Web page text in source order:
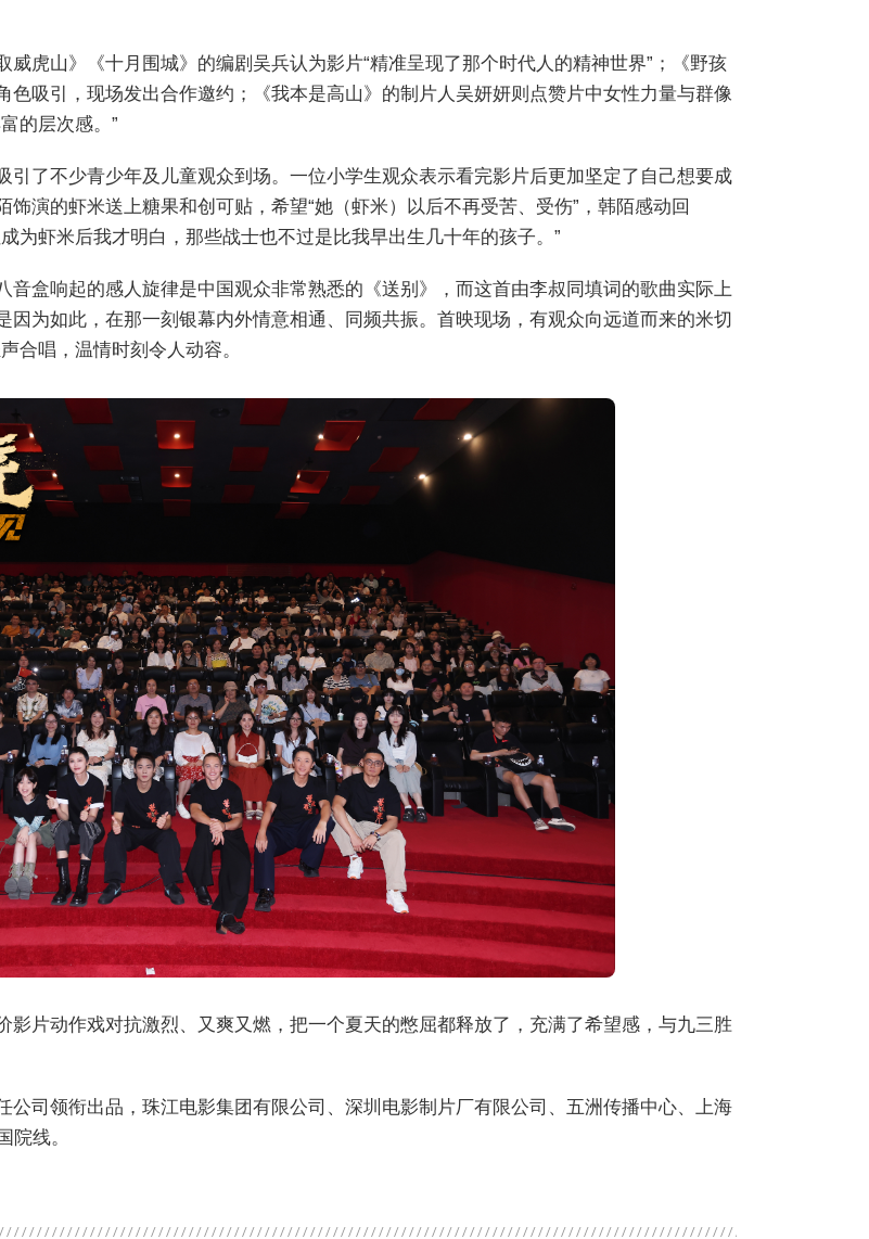
虎山》《十月围城》的编剧吴兵认为影片“精准呈现了那个时代人的精神世界”；《野孩
吸引，现场发出合作邀约；《我本是高山》的制片人吴妍妍则点赞片中女性力量与群像
的层次感。”
引了不少青少年及儿童观众到场。一位小学生观众表示看完影片后更加坚定了自己想要成
演的虾米送上糖果和创可贴，希望“她（虾米）以后不再受苦、受伤”，韩陌感动回
为虾米后我才明白，那些战士也不过是比我早出生几十年的孩子。”
音盒响起的感人旋律是中国观众非常熟悉的《送别》，而这首由李叔同填词的歌曲实际上
为如此，在那一刻银幕内外情意相通、同频共振。首映现场，有观众向远道而来的米切
合唱，温情时刻令人动容。
影片动作戏对抗激烈、又爽又燃，把一个夏天的憋屈都释放了，充满了希望感，与九三胜
公司领衔出品，珠江电影集团有限公司、深圳电影制片厂有限公司、五洲传播中心、上海
院线。